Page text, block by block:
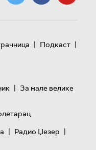
| Подкаст |
| За мале велике
| Радио Џезер |